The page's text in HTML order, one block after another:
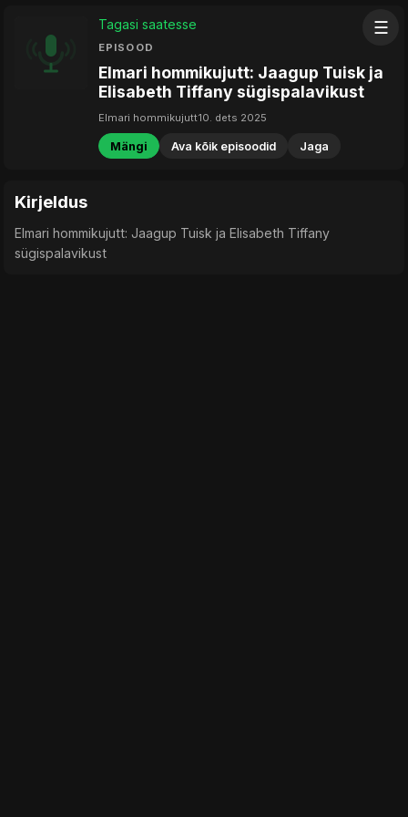
☰
Tagasi saatesse
EPISOOD
Elmari hommikujutt: Jaagup Tuisk ja
Elisabeth Tiffany sügispalavikust
Elmari hommikujutt10. dets 2025
Mängi Ava kõik episoodid Jaga
Kirjeldus
Elmari hommikujutt: Jaagup Tuisk ja Elisabeth Tiffany
sügispalavikust